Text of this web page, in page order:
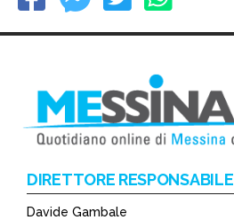
DIRETTORE RESPONSABILE
Davide Gambale